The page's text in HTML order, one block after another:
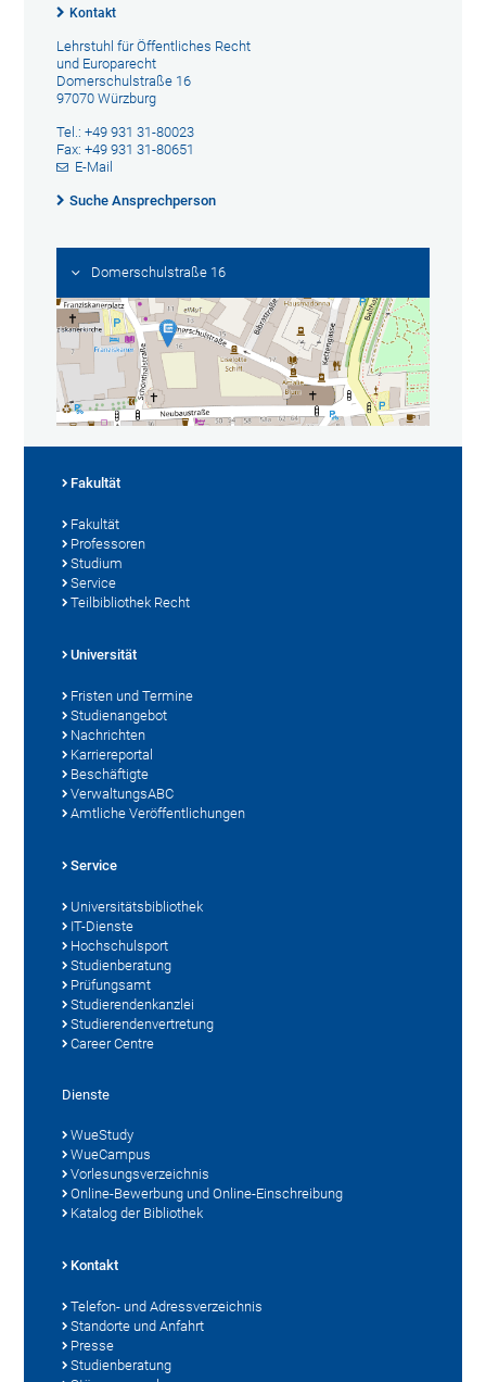
Kontakt
Lehrstuhl für Öffentliches Recht
und Europarecht
Domerschulstraße 16
97070 Würzburg
Tel.: +49 931 31-80023
Fax: +49 931 31-80651
E-Mail
Suche Ansprechperson
Domerschulstraße 16
Fakultät
Fakultät
Professoren
Studium
Service
Teilbibliothek Recht
Universität
Fristen und Termine
Studienangebot
Nachrichten
Karriereportal
Beschäftigte
VerwaltungsABC
Amtliche Veröffentlichungen
Service
Universitätsbibliothek
IT-Dienste
Hochschulsport
Studienberatung
Prüfungsamt
Studierendenkanzlei
Studierendenvertretung
Career Centre
Dienste
WueStudy
WueCampus
Vorlesungsverzeichnis
Online-Bewerbung und Online-Einschreibung
Katalog der Bibliothek
Kontakt
Telefon- und Adressverzeichnis
Standorte und Anfahrt
Presse
Studienberatung